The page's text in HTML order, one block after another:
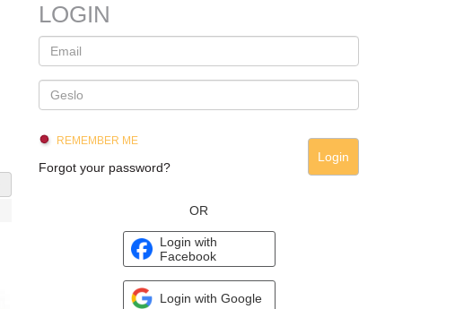
LOGIN
REMEMBER ME
Forgot your password?
Login
OR
Login with
Facebook
Login with Google